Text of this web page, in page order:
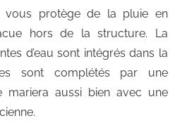
vous protège de la pluie en
hors de la structure. La
d’eau sont intégrés dans la
sont complétés par une
mariera aussi bien avec une